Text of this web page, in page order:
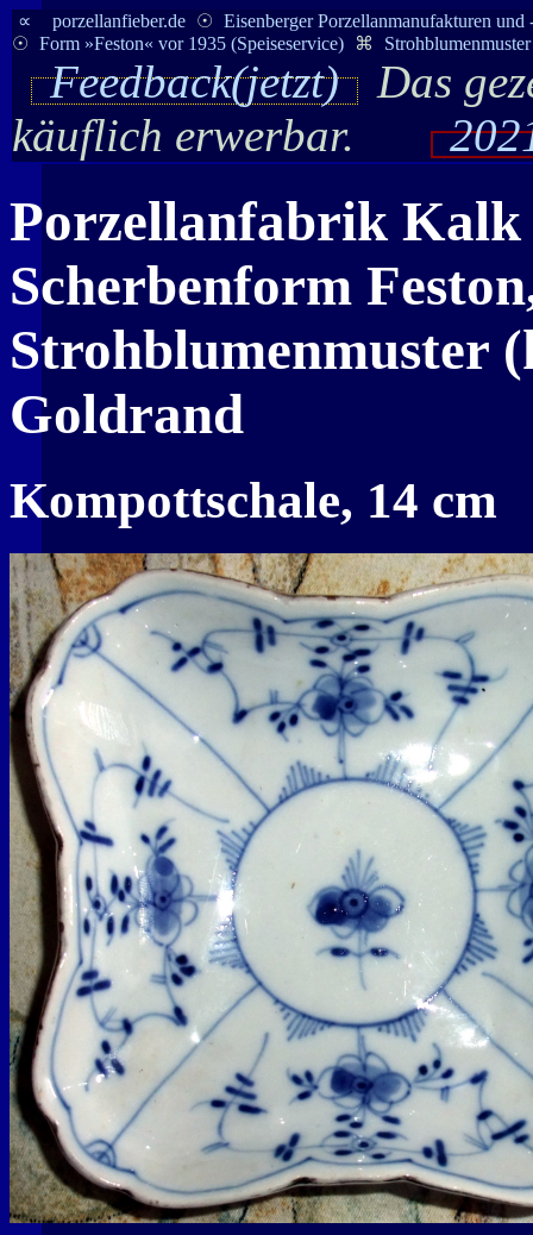
∝ porzellanfieber.de ☉ Eisenberger Porzellanmanufakturen und
☉ Form »Feston« vor 1935 (Speiseservice) ⌘
Feedback(jetzt)
Das
käuflich erwerbar.
Porzellanfabrik Kalk
Scherbenform
Strohblumenmuster
Goldrand
Kompottschale, 14 cm